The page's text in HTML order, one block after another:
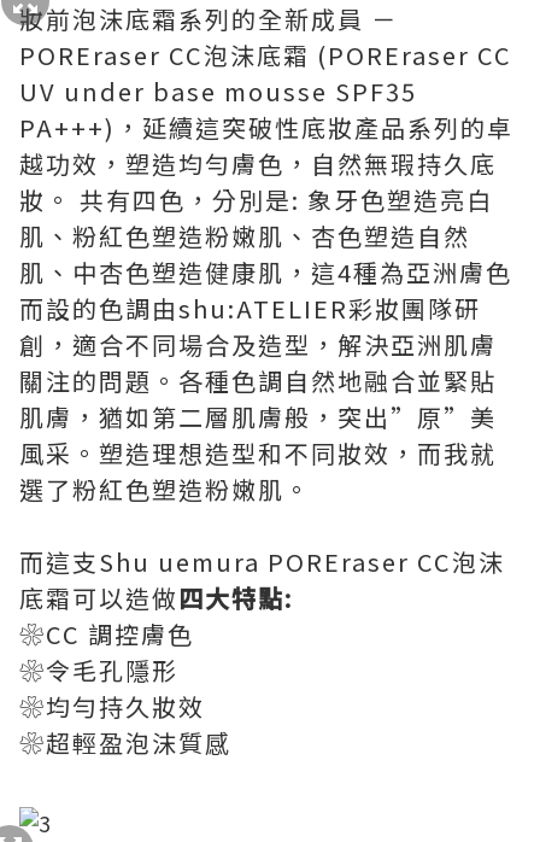
妝前泡沫底霜系列的全新成員 －
POREraser CC泡沫底霜 (POREraser CC
UV under base mousse SPF35
PA+++)，延續這突破性底妝產品系列的卓
越功效，塑造均勻膚色，自然無瑕持久底
妝。 共有四色，分別是: 象牙色塑造亮白
肌、粉紅色塑造粉嫩肌、杏色塑造自然
肌、中杏色塑造健康肌，這4種為亞洲膚色
而設的色調由shu:ATELIER彩妝團隊研
創，適合不同場合及造型，解決亞洲肌膚
關注的問題。各種色調自然地融合並緊貼
肌膚，猶如第二層肌膚般，突出”原”美
風采。塑造理想造型和不同妝效，而我就
選了粉紅色塑造粉嫩肌。
而這支Shu uemura POREraser CC泡沫
底霜可以造做四大特點:
❀CC 調控膚色
❀令毛孔隱形
❀均勻持久妝效
❀超輕盈泡沫質感